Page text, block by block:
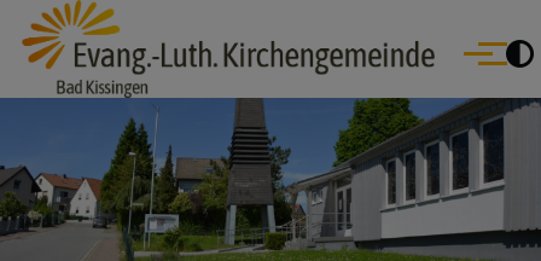
Direkt zum Inhalt
Evang.- Luth. Kirchengemeinde Bad Kissingen
Bad Bocklet | Bad Kissingen | Burkardroth | Euerdorf |
Oberthulba | Oerlenbach
Menü